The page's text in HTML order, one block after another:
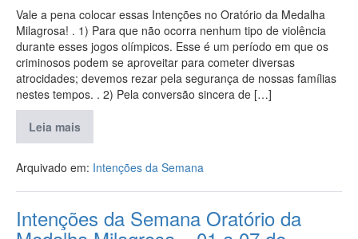
Vale a pena colocar essas Intenções no Oratório da Medalha
Milagrosa! . 1) Para que não ocorra nenhum tipo de violência
durante esses jogos olímpicos. Esse é um período em que os
criminosos podem se aproveitar para cometer diversas
atrocidades; devemos rezar pela segurança de nossas famílias
nestes tempos. . 2) Pela conversão sincera de […]
Leia mais
Arquivado em: Intenções da Semana
Intenções da Semana Oratório da